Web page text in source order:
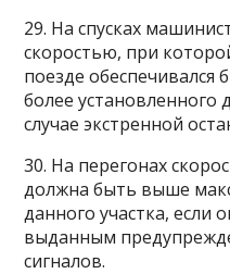
29. На спусках
скоростью, при
поезде обеспечивался
более установленного
случае экстренной
30. На перегонах
должна быть выше
данного участка, если
выданным
сигналов.